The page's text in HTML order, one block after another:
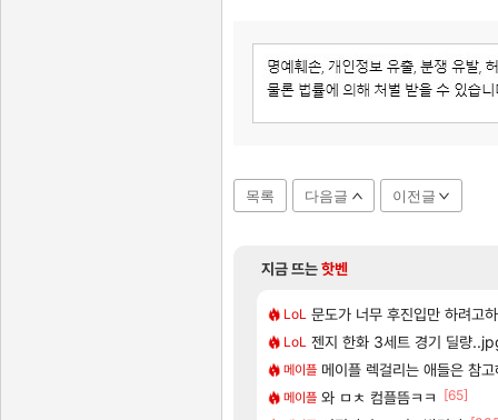
목록 다음글 이전글
지금 뜨는핫벤
LoL 문도가 너무 후진입만 하려고
LoL 젠지 한화 3세트 경기 딜량
메이플 메이플 렉걸리는 애들은 참고
메이플 와 ㅁㅊ 컴플뜸ㅋㅋ
[65]
여행 7년만에 가족여행을 다녀왔습
아스오라 「에린」 컨셉 포스터 공개
비스트 쿠를 먼저 보내서 기습하는 법
해외겜 스위치2판 ‘몬헌 와일즈’,